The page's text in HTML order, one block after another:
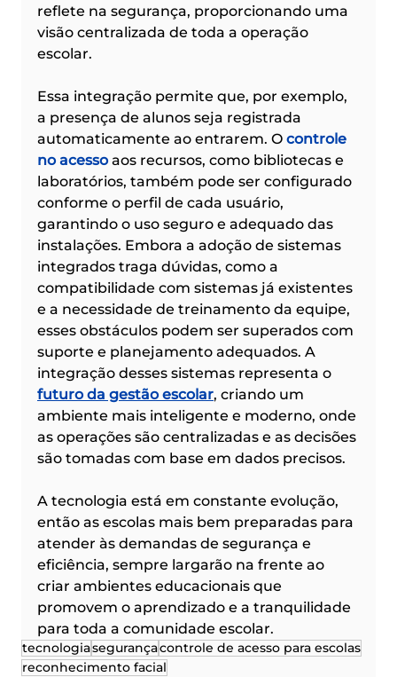
reflete na segurança, proporcionando uma
visão centralizada de toda a operação
escolar.
Essa integração permite que, por exemplo,
a presença de alunos seja registrada
automaticamente ao entrarem. O controle
no acesso aos recursos, como bibliotecas e
laboratórios, também pode ser configurado
conforme o perfil de cada usuário,
garantindo o uso seguro e adequado das
instalações. Embora a adoção de sistemas
integrados traga dúvidas, como a
compatibilidade com sistemas já existentes
e a necessidade de treinamento da equipe,
esses obstáculos podem ser superados com
suporte e planejamento adequados. A
integração desses sistemas representa o
futuro da gestão escolar, criando um
ambiente mais inteligente e moderno, onde
as operações são centralizadas e as decisões
são tomadas com base em dados precisos.
A tecnologia está em constante evolução,
então as escolas mais bem preparadas para
atender às demandas de segurança e
eficiência, sempre largarão na frente ao
criar ambientes educacionais que
promovem o aprendizado e a tranquilidade
para toda a comunidade escolar.
tecnologiasegurançacontrole de acesso para escolas
reconhecimento facial